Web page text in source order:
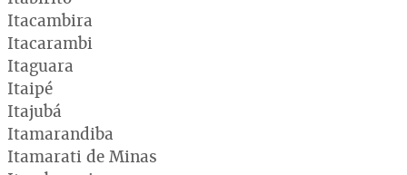
Itacambira
Itacarambi
Itaguara
Itaipé
Itajubá
Itamarandiba
Itamarati de Minas